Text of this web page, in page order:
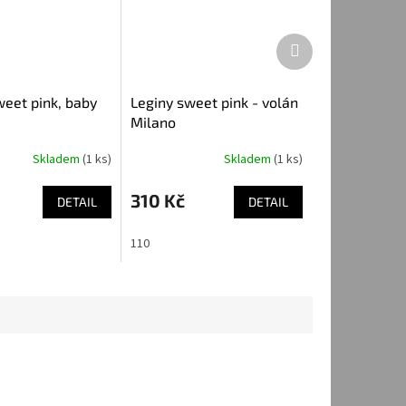
pink, baby
Skladem(1 ks)
DETAIL
Leginy sweet pink - volán
Milano
Skladem (1 ks)
310 Kč DETAIL
110
Další
produkt